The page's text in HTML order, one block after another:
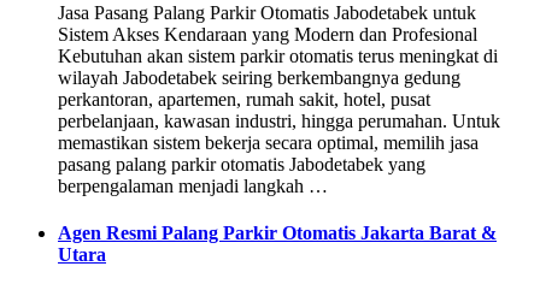
Jasa Pasang Palang Parkir Otomatis Jabodetabek untuk
Sistem Akses Kendaraan yang Modern dan Profesional
Kebutuhan akan sistem parkir otomatis terus meningkat di
wilayah Jabodetabek seiring berkembangnya gedung
perkantoran, apartemen, rumah sakit, hotel, pusat
perbelanjaan, kawasan industri, hingga perumahan. Untuk
memastikan sistem bekerja secara optimal, memilih jasa
pasang palang parkir otomatis Jabodetabek yang
berpengalaman menjadi langkah …
Agen Resmi Palang Parkir Otomatis Jakarta Barat &
Utara